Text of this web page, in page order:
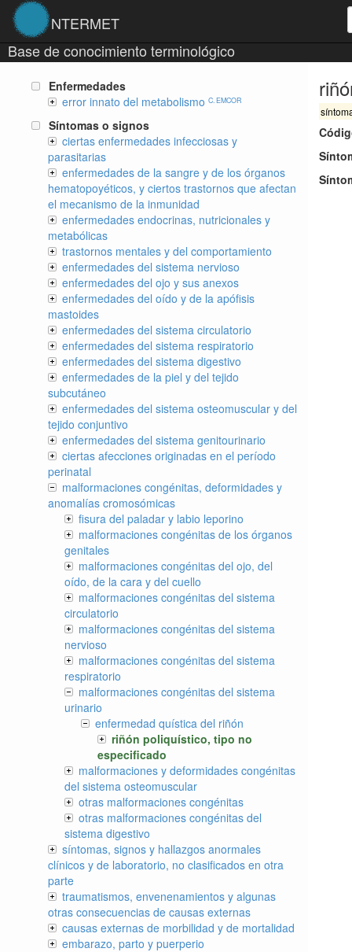
NTERMET
Base de conocimiento terminológico
Enfermedades
error innato del metabolismo C. EMCOR
Síntomas o signos
ciertas enfermedades infecciosas y
parasitarias
enfermedades de la sangre y de los órganos
hematopoyéticos, y ciertos trastornos que afectan
el mecanismo de la inmunidad
enfermedades endocrinas, nutricionales y
metabólicas
trastornos mentales y del comportamiento
enfermedades del sistema nervioso
enfermedades del ojo y sus anexos
enfermedades del oído y de la apófisis
mastoides
enfermedades del sistema circulatorio
enfermedades del sistema respiratorio
enfermedades del sistema digestivo
enfermedades de la piel y del tejido
subcutáneo
enfermedades del sistema osteomuscular y del
tejido conjuntivo
enfermedades del sistema genitourinario
ciertas afecciones originadas en el período
perinatal
malformaciones congénitas, deformidades y
anomalías cromosómicas
fisura del paladar y labio leporino
malformaciones congénitas de los órganos
genitales
malformaciones congénitas del ojo, del
oído, de la cara y del cuello
malformaciones congénitas del sistema
circulatorio
malformaciones congénitas del sistema
nervioso
malformaciones congénitas del sistema
respiratorio
malformaciones congénitas del sistema
urinario
enfermedad quística del riñón
riñón poliquístico, tipo no
especificado
malformaciones y deformidades congénitas
del sistema osteomuscular
otras malformaciones congénitas
otras malformaciones congénitas del
sistema digestivo
síntomas, signos y hallazgos anormales
clínicos y de laboratorio, no clasificados en otra
parte
traumatismos, envenenamientos y algunas
otras consecuencias de causas externas
causas externas de morbilidad y de mortalidad
embarazo, parto y puerperio